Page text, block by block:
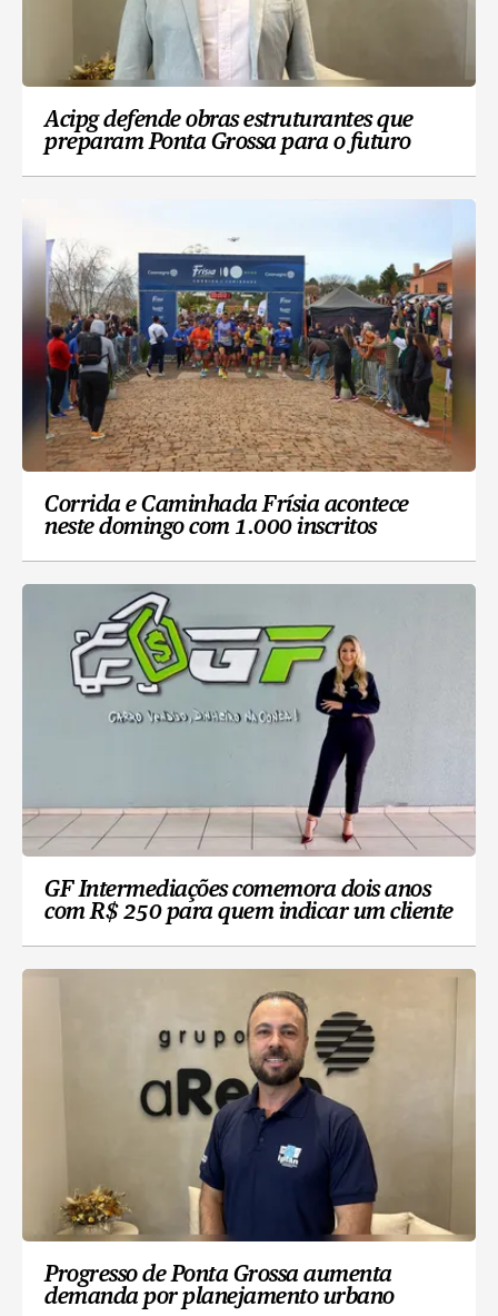
Acipg defende obras estruturantes que
preparam Ponta Grossa para o futuro
Corrida e Caminhada Frísia acontece
neste domingo com 1.000 inscritos
GF Intermediações comemora dois anos
com R$ 250 para quem indicar um cliente
Progresso de Ponta Grossa aumenta
demanda por planejamento urbano